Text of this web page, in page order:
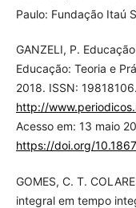
Paulo: Fundação Itaú
GANZELI, P.
Educação: Teoria e
2018. ISSN:
http://
Acesso em: 13 maio
https://doi.org/
GOMES, C. T.
integral em tempo